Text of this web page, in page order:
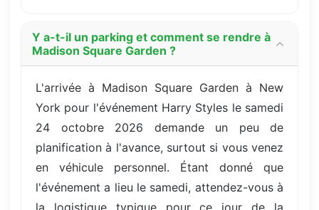
Y a-t-il un parking et comment se rendre à
Madison Square Garden ?
L'arrivée à Madison Square Garden à New
York pour l'événement Harry Styles le samedi
24 octobre 2026 demande un peu de
planification à l'avance, surtout si vous venez
en véhicule personnel. Étant donné que
l'événement a lieu le samedi, attendez-vous à
la logistique typique pour ce jour de la